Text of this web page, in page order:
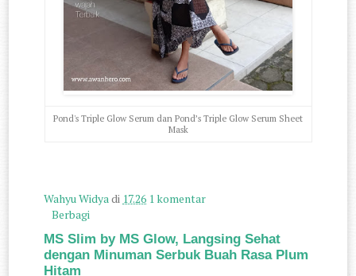
Pond's Triple Glow Serum dan Pond’s Triple Glow Serum Sheet
Mask
Wahyu Widyadi 17.26 1 komentar
Berbagi
MS Slim by MS Glow, Langsing Sehat
dengan Minuman Serbuk Buah Rasa Plum
Hitam